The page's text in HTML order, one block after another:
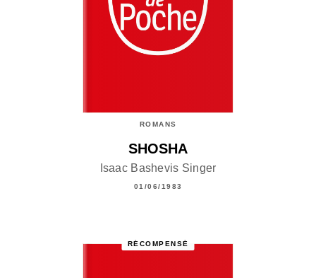
ROMANS
SHOSHA
Isaac Bashevis Singer
01/06/1983
RÉCOMPENSÉ